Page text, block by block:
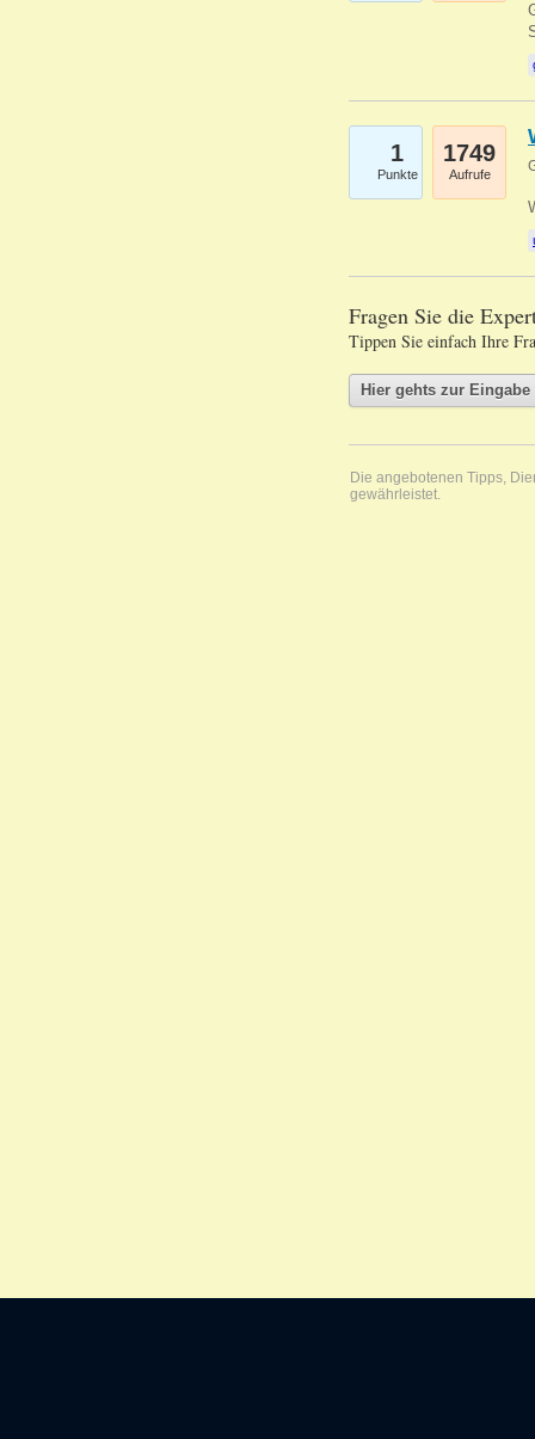
1
Punkte
1749
Aufrufe
Fragen Sie die
Tippen Sie einfach Ihre
Die angebotenen Tipps,
gewährleistet.